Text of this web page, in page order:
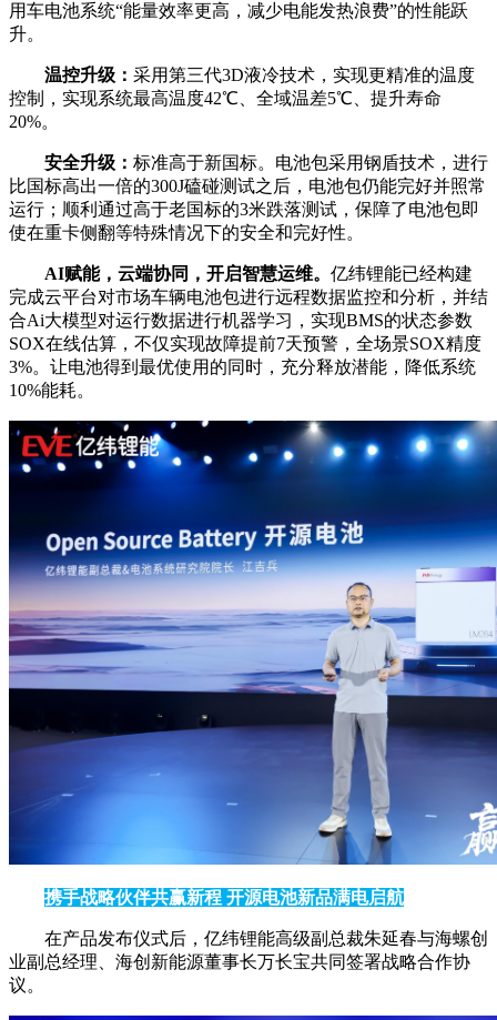
用车电池系统“能量效率更高，减少电能发热浪费”的性能跃
升。
温控升级： 采用第三代3D液冷技术，实现更精准的温度
控制，实现系统最高温度42℃、全域温差5℃、提升寿命
20%。
安全升级： 标准高于新国标。电池包采用钢盾技术，进行
比国标高出一倍的300J磕碰测试之后，电池包仍能完好并照常
运行；顺利通过高于老国标的3米跌落测试，保障了电池包即
使在重卡侧翻等特殊情况下的安全和完好性。
AI赋能，云端协同，开启智慧运维。 亿纬锂能已经构建
完成云平台对市场车辆电池包进行远程数据监控和分析，并结
合Ai大模型对运行数据进行机器学习，实现BMS的状态参数
SOX在线估算，不仅实现故障提前7天预警，全场景SOX精度
3%。让电池得到最优使用的同时，充分释放潜能，降低系统
10%能耗。
携手战略伙伴共赢新程 开源电池新品满电启航
在产品发布仪式后，亿纬锂能高级副总裁朱延春与海螺创
业副总经理、海创新能源董事长万长宝共同签署战略合作协
议。